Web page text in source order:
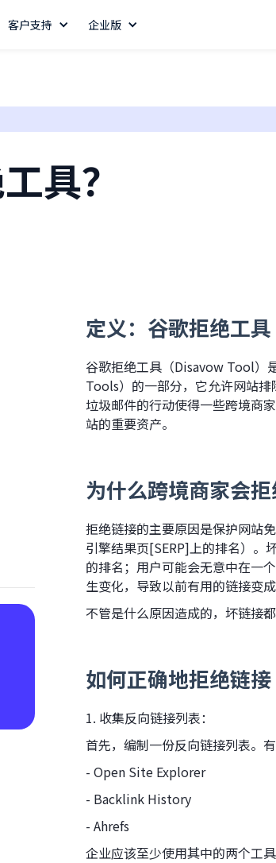
客户支持 企业版
具？
定义：谷歌拒绝工具
谷歌拒绝工具（Disavow Tool）
Tools）的一部分，它允许网站
垃圾邮件的行动使得一些跨境商
站的重要资产。
为什么跨境商家会拒
拒绝链接的主要原因是保护网站
引擎结果页[SERP]上的排名）
的排名；用户可能会无意中在一
生变化，导致以前有用的链接变
不管是什么原因造成的，坏链接
如何正确地拒绝链接
1. 收集反向链接列表：
首先，编制一份反向链接列表。
- Open Site Explorer
- Backlink History
- Ahrefs
企业应该至少使用其中的两个工